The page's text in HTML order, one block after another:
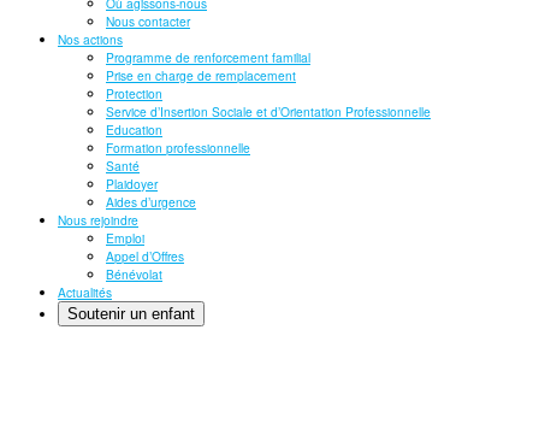
Nous contacter
Nos actions
Programme de renforcement familial
Prise en charge de remplacement
Protection
Service d’Insertion Sociale et d’Orientation Professionnelle
Education
Formation professionnelle
Santé
Plaidoyer
Aides d’urgence
Nous rejoindre
Emploi
Appel d’Offres
Bénévolat
Actualités
Soutenir un enfant